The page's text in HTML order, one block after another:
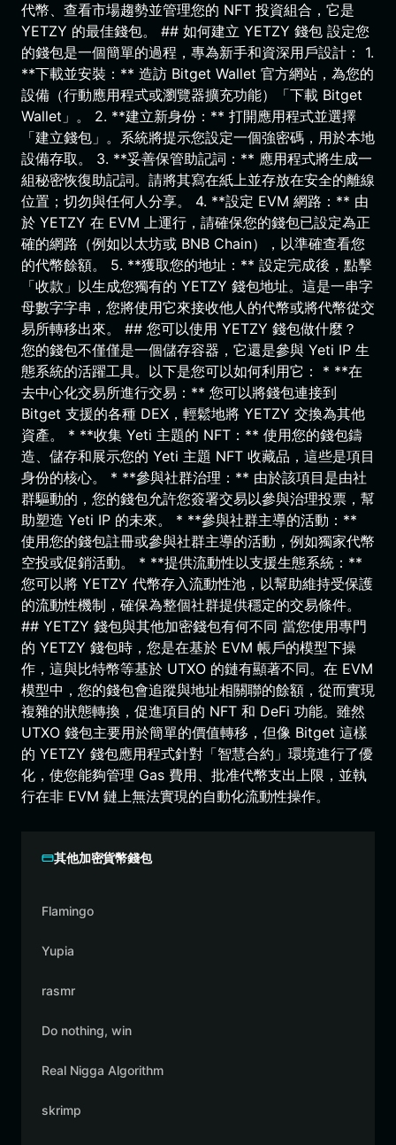
代幣、查看市場趨勢並管理您的 NFT 投資組合，它是
YETZY 的最佳錢包。 ## 如何建立 YETZY 錢包 設定您
的錢包是一個簡單的過程，專為新手和資深用戶設計： 1.
**下載並安裝：** 造訪 Bitget Wallet 官方網站，為您的
設備（行動應用程式或瀏覽器擴充功能）「下載 Bitget
Wallet」。 2. **建立新身份：** 打開應用程式並選擇
「建立錢包」。系統將提示您設定一個強密碼，用於本地
設備存取。 3. **妥善保管助記詞：** 應用程式將生成一
組秘密恢復助記詞。請將其寫在紙上並存放在安全的離線
位置；切勿與任何人分享。 4. **設定 EVM 網路：** 由
於 YETZY 在 EVM 上運行，請確保您的錢包已設定為正
確的網路（例如以太坊或 BNB Chain），以準確查看您
的代幣餘額。 5. **獲取您的地址：** 設定完成後，點擊
「收款」以生成您獨有的 YETZY 錢包地址。這是一串字
母數字字串，您將使用它來接收他人的代幣或將代幣從交
易所轉移出來。 ## 您可以使用 YETZY 錢包做什麼？
您的錢包不僅僅是一個儲存容器，它還是參與 Yeti IP 生
態系統的活躍工具。以下是您可以如何利用它： * **在
去中心化交易所進行交易：** 您可以將錢包連接到
Bitget 支援的各種 DEX，輕鬆地將 YETZY 交換為其他
資產。 * **收集 Yeti 主題的 NFT：** 使用您的錢包鑄
造、儲存和展示您的 Yeti 主題 NFT 收藏品，這些是項目
身份的核心。 * **參與社群治理：** 由於該項目是由社
群驅動的，您的錢包允許您簽署交易以參與治理投票，幫
助塑造 Yeti IP 的未來。 * **參與社群主導的活動：**
使用您的錢包註冊或參與社群主導的活動，例如獨家代幣
空投或促銷活動。 * **提供流動性以支援生態系統：**
您可以將 YETZY 代幣存入流動性池，以幫助維持受保護
的流動性機制，確保為整個社群提供穩定的交易條件。
## YETZY 錢包與其他加密錢包有何不同 當您使用專門
的 YETZY 錢包時，您是在基於 EVM 帳戶的模型下操
作，這與比特幣等基於 UTXO 的鏈有顯著不同。在 EVM
模型中，您的錢包會追蹤與地址相關聯的餘額，從而實現
複雜的狀態轉換，促進項目的 NFT 和 DeFi 功能。雖然
UTXO 錢包主要用於簡單的價值轉移，但像 Bitget 這樣
的 YETZY 錢包應用程式針對「智慧合約」環境進行了優
化，使您能夠管理 Gas 費用、批准代幣支出上限，並執
行在非 EVM 鏈上無法實現的自動化流動性操作。
其他加密貨幣錢包
Flamingo
Yupia
rasmr
Do nothing, win
Real Nigga Algorithm
skrimp